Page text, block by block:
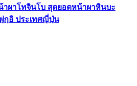
าผาโทจินโบ สุดยอดหน้าผาหินบะ
กุอิ ประเทศญี่ปุ่น